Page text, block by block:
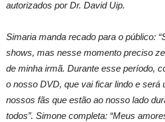
autorizados por Dr. David Uip.
Simaria manda recado para o público:
shows, mas nesse momento preciso
de minha irmã. Durante esse período,
o nosso DVD, que vai ficar lindo e será
nossos fãs que estão ao nosso lado
todos”. Simone completa: “Meus